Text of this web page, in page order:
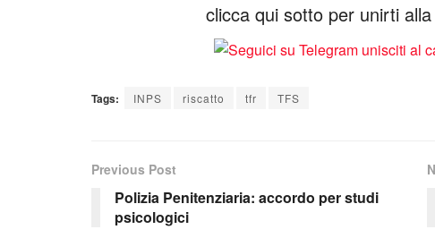
clicca qui sotto per unirti
Tags: INPS riscatto tfr TFS
Previous Post
Polizia Penitenziaria: accordo per studi
psicologici